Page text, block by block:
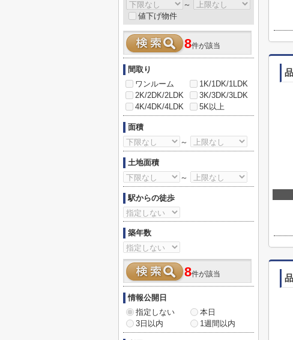
～
値下げ物件
8件が該当
間取り
ワンルーム
1K/1DK/1LDK
2K/2DK/2LDK
3K/3DK/3LDK
4K/4DK/4LDK
5K以上
面積
～
土地面積
～
駅からの徒歩
築年数
8件が該当
情報公開日
指定しない
本日
3日以内
1週間以内